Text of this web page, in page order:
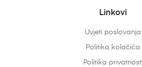
Linkovi
Uvjeti poslovanja
Politika kolačića
Politika